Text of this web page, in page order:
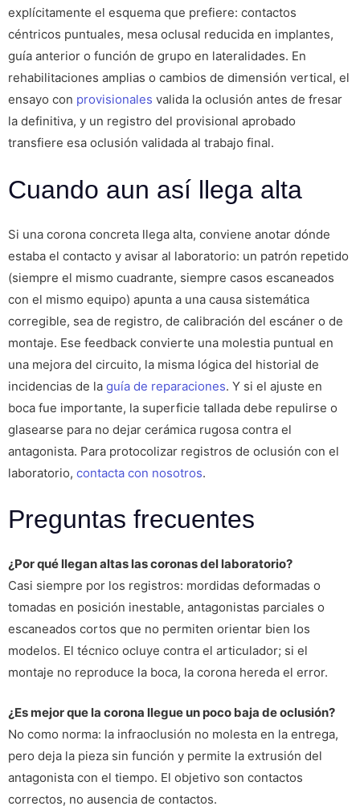
explícitamente el esquema que prefiere: contactos
céntricos puntuales, mesa oclusal reducida en implantes,
guía anterior o función de grupo en lateralidades. En
rehabilitaciones amplias o cambios de dimensión vertical, el
ensayo con provisionales valida la oclusión antes de fresar
la definitiva, y un registro del provisional aprobado
transfiere esa oclusión validada al trabajo final.
Cuando aun así llega alta
Si una corona concreta llega alta, conviene anotar dónde
estaba el contacto y avisar al laboratorio: un patrón repetido
(siempre el mismo cuadrante, siempre casos escaneados
con el mismo equipo) apunta a una causa sistemática
corregible, sea de registro, de calibración del escáner o de
montaje. Ese feedback convierte una molestia puntual en
una mejora del circuito, la misma lógica del historial de
incidencias de la guía de reparaciones. Y si el ajuste en
boca fue importante, la superficie tallada debe repulirse o
glasearse para no dejar cerámica rugosa contra el
antagonista. Para protocolizar registros de oclusión con el
laboratorio, contacta con nosotros.
Preguntas frecuentes
¿Por qué llegan altas las coronas del laboratorio?
Casi siempre por los registros: mordidas deformadas o
tomadas en posición inestable, antagonistas parciales o
escaneados cortos que no permiten orientar bien los
modelos. El técnico ocluye contra el articulador; si el
montaje no reproduce la boca, la corona hereda el error.
¿Es mejor que la corona llegue un poco baja de oclusión?
No como norma: la infraoclusión no molesta en la entrega,
pero deja la pieza sin función y permite la extrusión del
antagonista con el tiempo. El objetivo son contactos
correctos, no ausencia de contactos.